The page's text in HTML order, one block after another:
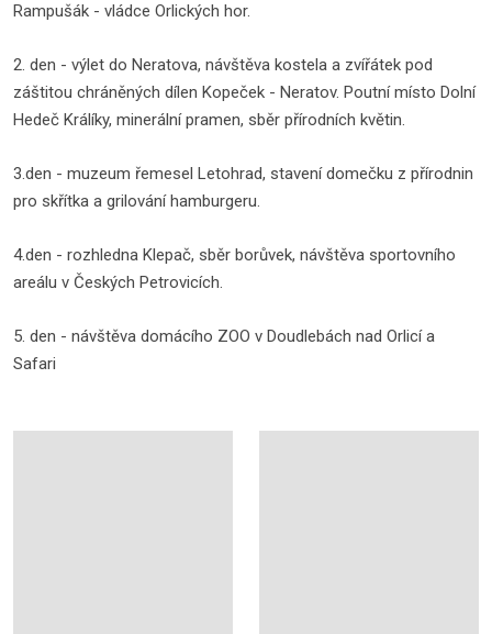
Rampušák - vládce Orlických hor.
2. den - výlet do Neratova, návštěva kostela a zvířátek pod
záštitou chráněných dílen Kopeček - Neratov. Poutní místo Dolní
Hedeč Králíky, minerální pramen, sběr přírodních květin.
3.den - muzeum řemesel Letohrad, stavení domečku z přírodnin
pro skřítka a grilování hamburgeru.
4.den - rozhledna Klepač, sběr borůvek, návštěva sportovního
areálu v Českých Petrovicích.
5. den - návštěva domácího ZOO v Doudlebách nad Orlicí a
Safari